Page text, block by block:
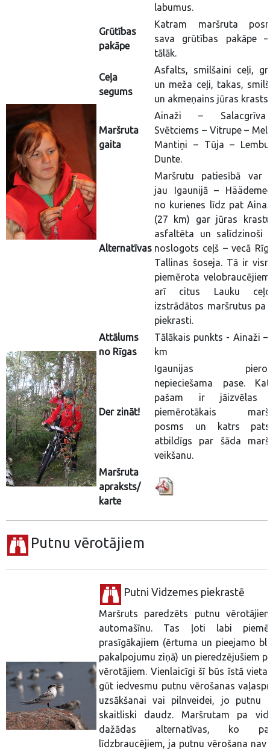
labumus.
Grūtības
pakāpe
Katram maršruta
sava grūtības pakāpe
tālāk.
Ceļa
segums
Asfalts, smilšaini ceļi,
un meža ceļi, takas,
un akmeņains jūras krasts.
Maršruta
gaita
Ainaži –
Svētciems – Vitrupe –
Mantiņi – Tūja –
Dunte.
Alternatīvas
Maršrutu patiesībā var
jau Igaunijā –
no kurienes līdz pat
(27 km) gar jūras
asfaltēta un salīdzinoši
noslogots ceļš – vecā
Tallinas šoseja. Tā ir
piemērota
arī citus Lauku
izstrādātos maršrutus pa
piekrasti.
Attālums
no Rīgas
Tālākais punkts - Ainaži
km
Der zināt!
Igaunijas
nepieciešama pase.
pašam ir jāizvēlas
piemērotākais
posms un katrs
atbildīgs par šāda
veikšanu.
Maršruta
apraksts/
karte
Putnu vērotājiem
Putni Vidzemes piekrastē
Maršruts paredzēts putnu
automašīnu. Tas ļoti labi
prasīgākajiem (ērtuma un pieejamo
pakalpojumu ziņā) un pieredzējušiem
vērotājiem. Vienlaicīgi šī būs īstā
gūt iedvesmu putnu vērošanas
uzsākšanai vai pilnveidei, jo putnu
skaitliski daudz. Maršrutam pa
dažādas alternatīvas, ko
līdzbraucējiem, ja putnu vērošana nav